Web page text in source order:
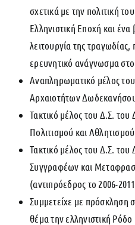
σχετικά με την πολιτική
Ελληνιστική Εποχή και ένα
λειτουργία της τραγωδίας,
ερευνητικό ανάγνωσμα
Αναπληρωματικό μέλος
Αρχαιοτήτων
Τακτικό μέλος του Δ.Σ.
Πολιτισμού και
Τακτικό μέλος του Δ.Σ. του
Συγγραφέων και
(αντιπρόεδρος το 2006-2011.
Συμμετείχε με πρόσκληση
θέμα την ελληνιστική